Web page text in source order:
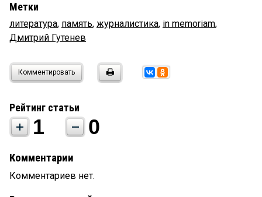
Метки
литература, память, журналистика, in memoriam,
Дмитрий Гутенев
Комментировать
Рейтинг статьи
1 0
Комментарии
Комментариев нет.